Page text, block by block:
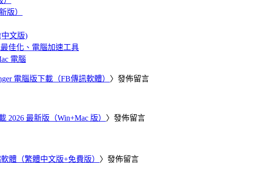
版）
中文版)
最佳化、電腦加速工具
電腦
電腦版下載（FB傳訊軟體） 〉發佈留言
2026 最新版（Win+Mac 版） 〉發佈留言
體（繁體中文版+免費版） 〉發佈留言